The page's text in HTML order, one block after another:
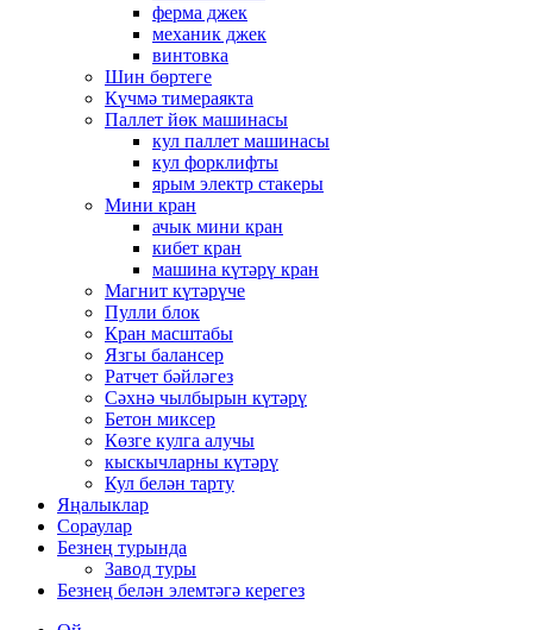
ферма джек
механик джек
винтовка
Шин бөртеге
Күчмә тимераякта
Паллет йөк машинасы
кул паллет машинасы
кул форклифты
ярым электр стакеры
Мини кран
ачык мини кран
кибет кран
машина күтәрү кран
Магнит күтәрүче
Пулли блок
Кран масштабы
Язгы балансер
Ратчет бәйләгез
Сәхнә чылбырын күтәрү
Бетон миксер
Көзге кулга алучы
кыскычларны күтәрү
Кул белән тарту
Яңалыклар
Сораулар
Безнең турында
Завод туры
Безнең белән элемтәгә керегез